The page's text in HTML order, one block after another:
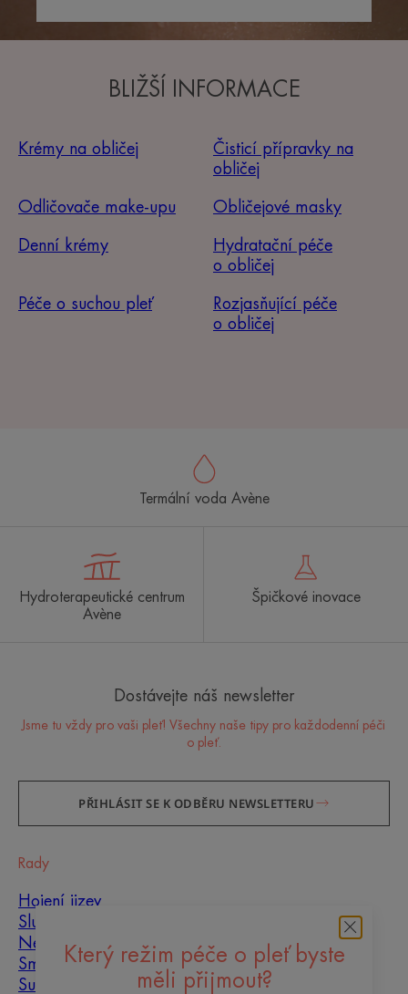
BLIŽŠÍ INFORMACE
Krémy na obličej
Čisticí přípravky na
obličej
Odličovače make-upu Obličejové masky
Denní krémy
Hydratační péče
o obličej
Péče o suchou pleť
Rozjasňující péče
o obličej
Který režim péče o pleť byste
měli přijmout?
Termální voda Avène
Hydroterapeutické centrum
Avène
Špičkové inovace
Dostávejte náš newsletter
Jsme tu vždy pro vaši pleť! Všechny naše tipy pro každodenní péči
o pleť.
PŘIHLÁSIT SE K ODBĚRU NEWSLETTERU
Rady
Hojení jizev
Slunce
Nedokonalosti pleti
Smíšená pleť
Suchá pleť